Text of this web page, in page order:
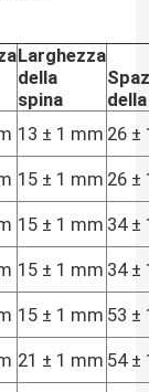
Larghezza
della
spina
13 ± 1 mm 26 ±
15 ± 1 mm 26 ±
15 ± 1 mm 34 ±
15 ± 1 mm 34 ±
15 ± 1 mm 53 ±
21 ± 1 mm 54 ±